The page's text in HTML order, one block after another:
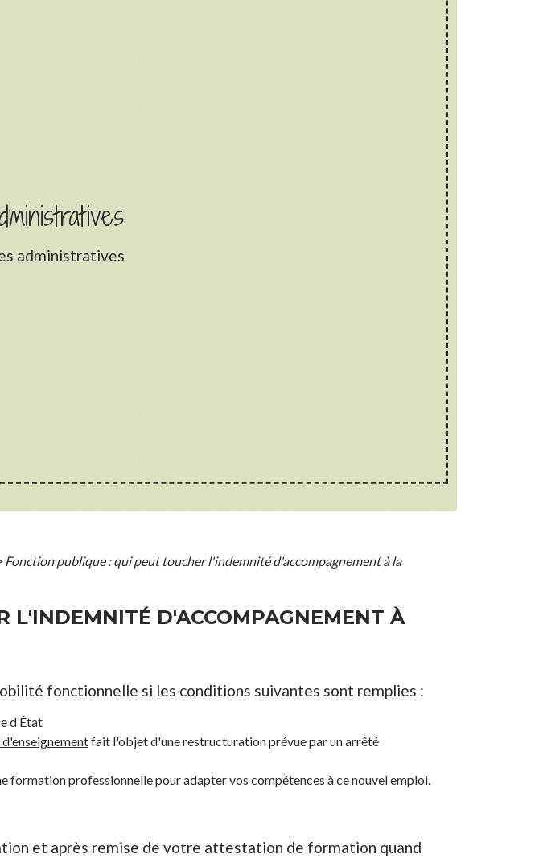
administratives
Fonction publique : qui peut toucher l'indemnité d'accompagnement à la
L'INDEMNITÉ D'ACCOMPAGNEMENT À
fonctionnelle si les conditions suivantes sont remplies :
d’État
fait l'objet d'une restructuration prévue par un arrêté
professionnelle pour adapter vos compétences à ce nouvel emploi.
et après remise de votre attestation de formation quand